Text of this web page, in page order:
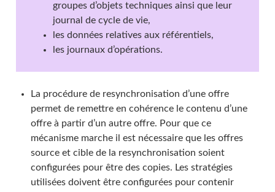
groupes d’objets techniques ainsi que leur
journal de cycle de vie,
les données relatives aux référentiels,
les journaux d’opérations.
La procédure de resynchronisation d’une offre
permet de remettre en cohérence le contenu d’une
offre à partir d’un autre offre. Pour que ce
mécanisme marche il est nécessaire que les offres
source et cible de la resynchronisation soient
configurées pour être des copies. Les stratégies
utilisées doivent être configurées pour contenir